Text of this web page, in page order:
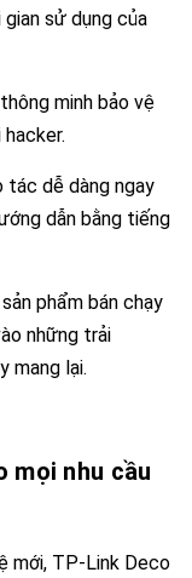
sử dụng của
minh bảo vệ
tác dễ dàng ngay
dẫn bằng tiếng
sản phẩm bán chạy
những trải
mang lại.
mọi nhu cầu
mới, TP-Link Deco